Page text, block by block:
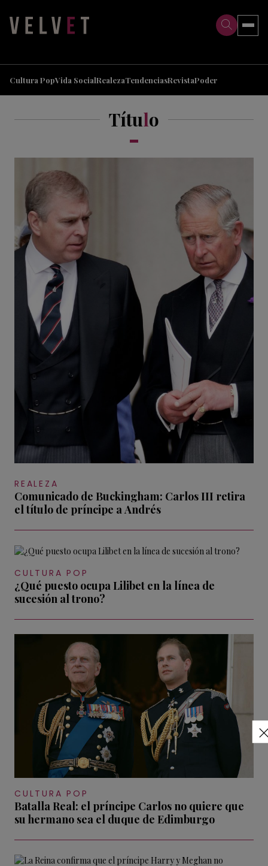
Cultura PopVida SocialRealezaTendenciasRevistaPoder
Título
REALEZA
Comunicado de Buckingham: Carlos III retira
el título de príncipe a Andrés
CULTURA POP
¿Qué puesto ocupa Lilibet en la línea de
sucesión al trono?
CULTURA POP
Batalla Real: el príncipe Carlos no quiere que
su hermano sea el duque de Edimburgo